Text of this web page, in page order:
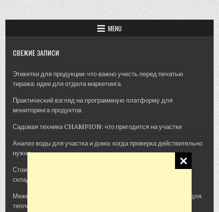
MENU
СВЕЖИЕ ЗАПИСИ
Этикетки для продукции: что важно учесть перед печатью
тиража: идеи для отдела маркетинга
Практический взгляд на программную платформу для
мониторинга продуктов
Садовая техника CHAMPION: что пригодится на участке
Анализ воды для участка и дома: когда проверка действительно
нужна
Стоимость архитектурной 3D-визуализации: из чего
складывается смета проекта
Межвенцовый утеплитель Политерм: как выбрать материал для
теплого деревянного дома